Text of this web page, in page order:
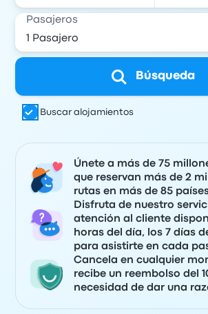
Pasajeros
Búsqueda
Buscar alojamientos
Únete a más de 75
que reservan más de 2
rutas en más de 85
Disfruta de nuestro
atención al cliente
horas del día, los 7 días
para asistirte en cada
Cancela en cualquier
recibe un reembolso del
necesidad de dar una